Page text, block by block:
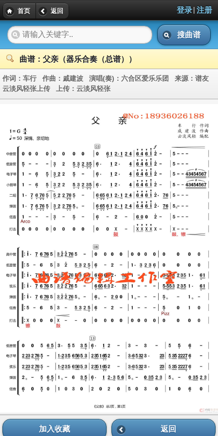
首页 返回 登录| 注册
搜曲谱
曲谱：父亲（器乐合奏（总谱））
作词： 车行 作曲： 戚建波 演唱(奏)： 六合区爱乐乐团 来源： 谱友
云淡风轻张上传 上传： 云淡风轻张
加入收藏 返回